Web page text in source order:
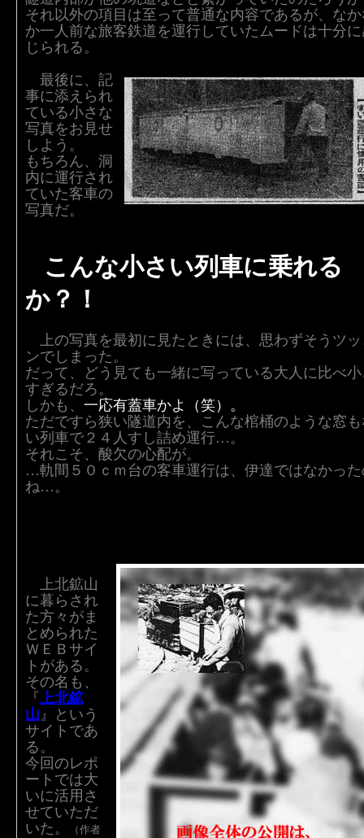
それ以外の項目は至って普通な内容であるが、な
か一人前な旅客鉄道を運行していたムードは十分
じられる。
最後に、記
事に添えられ
ている小さな
写真をお見せ
しよう。
もちろん、洞
内に運行され
ていた客車の
写真だ。
こんな小さい列車に乗れる
か？！
上の写真を最初に見たときには、思わずそうツ
ンでしまった。
だって、どう見ても一緒に写っている大人に比べ
すぎるだろ。
しかも、 一応有蓋車かよ（笑）。
ただですら狭い隧道内を、こんな棺桶のような窓
い列車で２４人すし詰め運行…。
それこそ、酸欠の心配が。
…軌間５０ｃｍ台の客車運行は、伊達ではなかっ
ね…。
上北鉱山
に暮らされ
た方々がま
とめられた
ＷＥＢサイ
トがある。
その名も、
『上北鉱
山』という
サイトであ
る。
今回のレポ
ートでは大
いに活用さ
せていただ
いた。
（作者